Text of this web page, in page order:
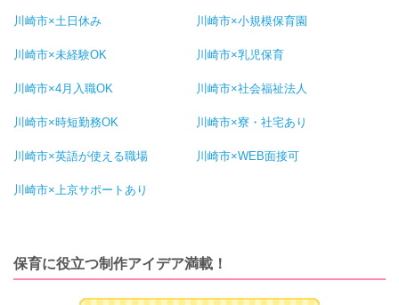
川崎市×土日休み 川崎市×小規模保育園
川崎市×未経験OK 川崎市×乳児保育
川崎市×4月入職OK 川崎市×社会福祉法人
川崎市×時短勤務OK 川崎市×寮・社宅あり
川崎市×英語が使える職場 川崎市×WEB面接可
川崎市×上京サポートあり
保育に役立つ制作アイデア満載！